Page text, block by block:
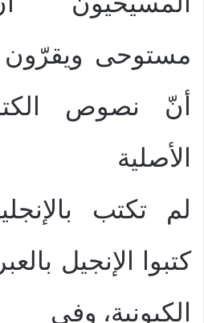
مستوحى ويقرّون
أنّ نصوص
الأصلية
لم تكتب
كتبوا الإنجيل
الكيونية، وفي